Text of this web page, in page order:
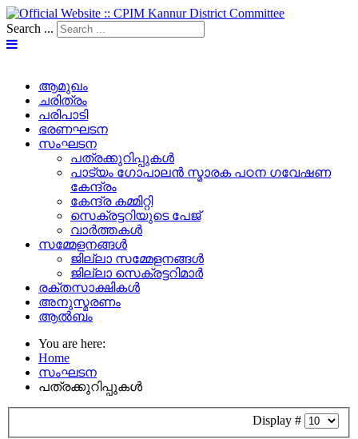
Search ...
ആമുഖം
ചരിത്രം
പരിപാടി
ഭരണഘടന
സംഘടന
പത്രക്കുറിപ്പുകള്‍
പാട്യം ഗോപാലൻ സ്മാരക പഠന ഗവേഷണ
കേന്ദ്രം
കേന്ദ്ര കമ്മിറ്റി
സെക്രട്ടറിയുടെ പേജ്‌
വാർത്തകൾ
സമ്മേളനങ്ങൾ
ജില്ലാ സമ്മേളനങ്ങൾ
ജില്ലാ സെക്രട്ടറിമാർ
രക്തസാക്ഷികൾ
അനുസ്മരണം
ആൽബം
You are here:
Home
സംഘടന
പത്രക്കുറിപ്പുകള്‍
Display #